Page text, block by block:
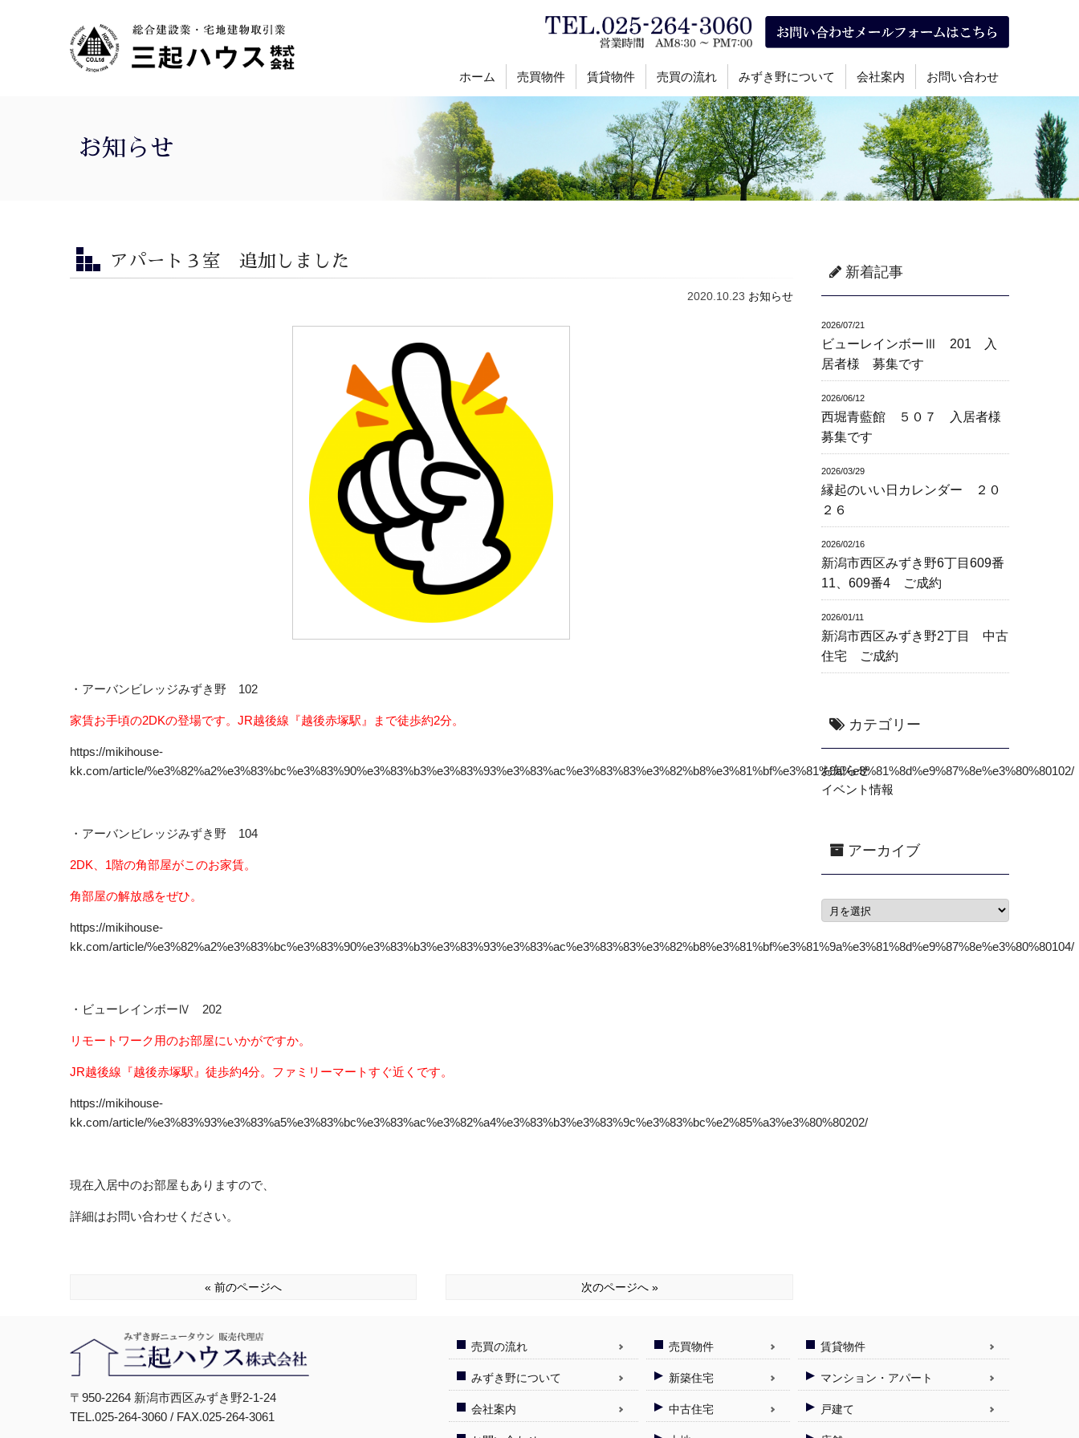
ホーム 売買物件 賃貸物件 売買の流れ みずき野について 会社案内 お問い合わせ
お知らせ
アパート３室 追加しました
2020.10.23 お知らせ
・アーバンビレッジみずき野 102
家賃お手頃の2DKの登場です。JR越後線『越後赤塚駅』まで徒歩約2分。
https://mikihouse-
kk.com/article/%e3%82%a2%e3%83%bc%e3%83%90%e3%83%b3%e3%83%93%e3%83%ac%e3%83%83%e3%82%b8%e3%81%bf%e3%81%9a%e3%81%8d%e9%87%8e%e3%80%80102/
・アーバンビレッジみずき野 104
2DK、1階の角部屋がこのお家賃。
角部屋の解放感をぜひ。
https://mikihouse-
kk.com/article/%e3%82%a2%e3%83%bc%e3%83%90%e3%83%b3%e3%83%93%e3%83%ac%e3%83%83%e3%82%b8%e3%81%bf%e3%81%9a%e3%81%8d%e9%87%8e%e3%80%80104/
・ビューレインボーⅣ 202
リモートワーク用のお部屋にいかがですか。
JR越後線『越後赤塚駅』徒歩約4分。ファミリーマートすぐ近くです。
https://mikihouse-
kk.com/article/%e3%83%93%e3%83%a5%e3%83%bc%e3%83%ac%e3%82%a4%e3%83%b3%e3%83%9c%e3%83%bc%e2%85%a3%e3%80%80202/
現在入居中のお部屋もありますので、
詳細はお問い合わせください。
« 前のページへ 次のページへ »
新着記事
2026/07/21
ビューレインボーⅢ 201 入
居者様 募集です
2026/06/12
西堀青藍館 ５０７ 入居者様
募集です
2026/03/29
縁起のいい日カレンダー ２０
２６
2026/02/16
新潟市西区みずき野6丁目609番
11、609番4 ご成約
2026/01/11
新潟市西区みずき野2丁目 中古
住宅 ご成約
カテゴリー
お知らせ
イベント情報
アーカイブ
〒950-2264 新潟市西区みずき野2-1-24
TEL.025-264-3060 / FAX.025-264-3061
売買の流れ
みずき野について
会社案内
売買物件
新築住宅
中古住宅
賃貸物件
マンション・アパート
戸建て